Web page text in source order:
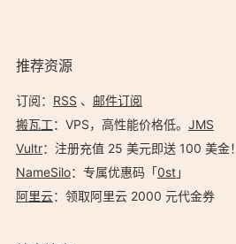
推荐资源
订阅： RSS 、 邮件订阅
搬瓦工：VPS，高性能价格低。️ JMS
Vultr：注册充值 25 美元即送 100 美金！
NameSilo：专属优惠码「0st」
阿里云：领取阿里云 2000 元代金券